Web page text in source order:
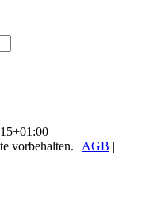
vorbehalten. | AGB |